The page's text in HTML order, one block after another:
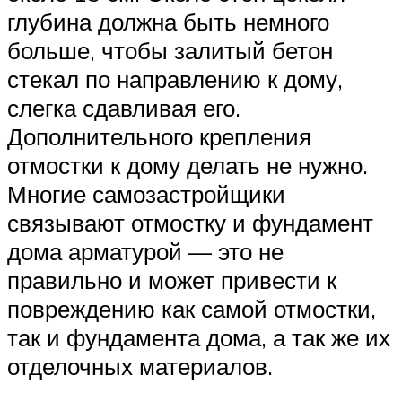
глубина должна быть немного
больше, чтобы залитый бетон
стекал по направлению к дому,
слегка сдавливая его.
Дополнительного крепления
отмостки к дому делать не нужно.
Многие самозастройщики
связывают отмостку и фундамент
дома арматурой — это не
правильно и может привести к
повреждению как самой отмостки,
так и фундамента дома, а так же их
отделочных материалов.